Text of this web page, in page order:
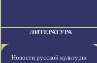
ЛИТЕРАТУРА
Новости русской культуры